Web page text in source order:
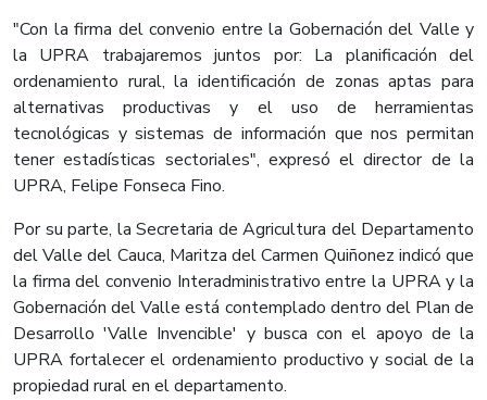
"Con la firma del convenio entre la Gobernación del Valle y
la UPRA trabajaremos juntos por: La planificación del
ordenamiento rural, la identificación de zonas aptas para
alternativas productivas y el uso de herramientas
tecnológicas y sistemas de información que nos permitan
tener estadísticas sectoriales", expresó el director de la
UPRA, Felipe Fonseca Fino.
Por su parte, la Secretaria de Agricultura del Departamento
del Valle del Cauca, Maritza del Carmen Quiñonez indicó que
la firma del convenio Interadministrativo entre la UPRA y la
Gobernación del Valle está contemplado dentro del Plan de
Desarrollo 'Valle Invencible' y busca con el apoyo de la
UPRA fortalecer el ordenamiento productivo y social de la
propiedad rural en el departamento.